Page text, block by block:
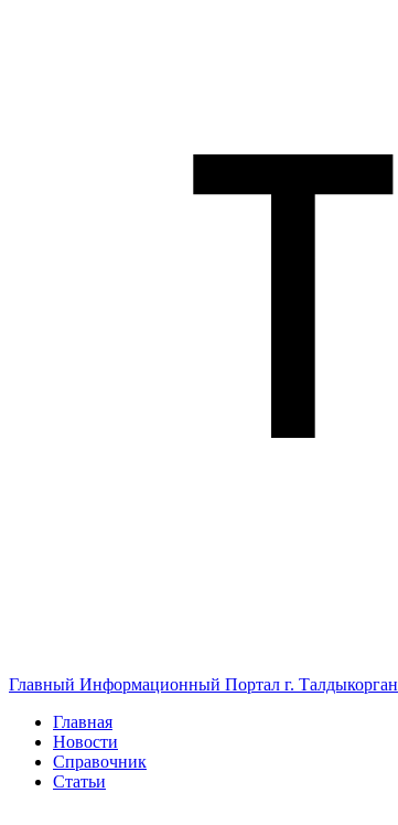
Главный Информационный Портал г. Талдыкорган
Главная
Новости
Справочник
Статьи